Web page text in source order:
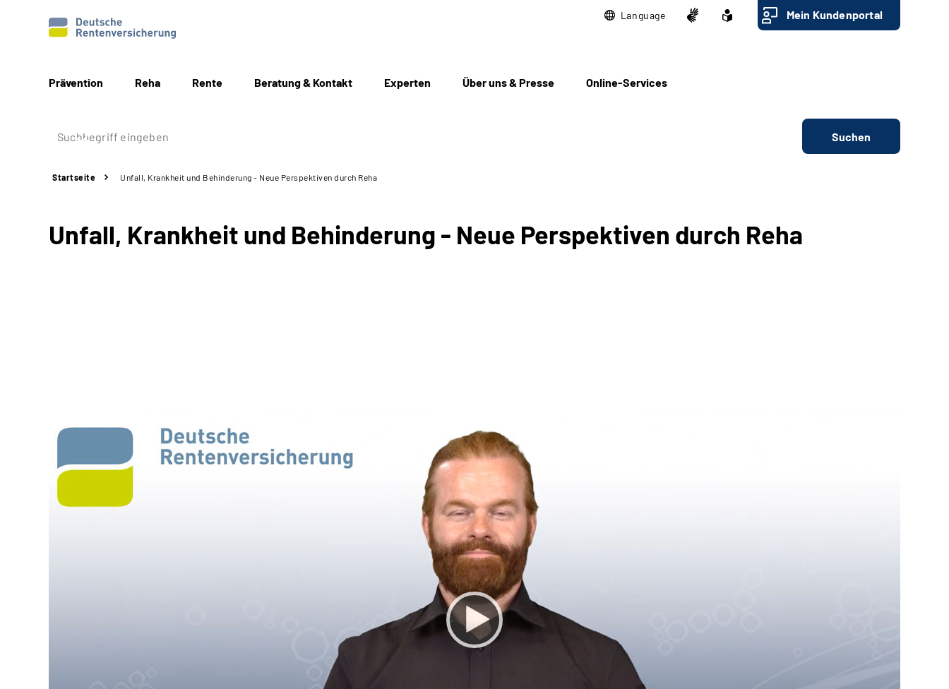
Language Mein Kundenportal
Prävention Reha Rente Beratung & Kontakt Experten Über uns & Presse Online-Services
Suchen
Startseite Unfall, Krankheit und Behinderung - Neue Perspektiven durch Reha
Unfall, Krankheit und Behinderung - Neue Perspektiven durch Reha